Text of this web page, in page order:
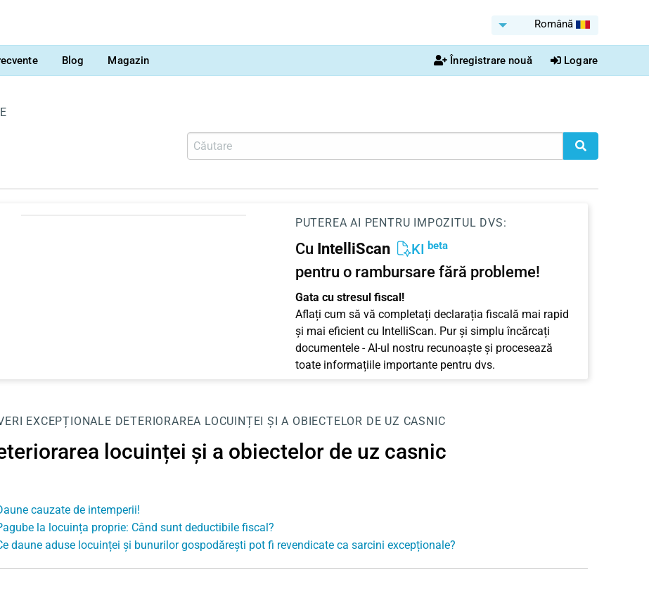
Română
Blog Magazin Înregistrare nouă Logare
PUTEREA AI PENTRU IMPOZITUL DVS:
Cu IntelliScan KI beta
pentru o rambursare fără probleme!
Gata cu stresul fiscal!
Aflați cum să vă completați declarația fiscală mai rapid
și mai eficient cu IntelliScan. Pur și simplu încărcați
documentele - AI-ul nostru recunoaște și procesează
toate informațiile importante pentru dvs.
EXCEPȚIONALE DETERIORAREA LOCUINȚEI ȘI A OBIECTELOR DE UZ CASNIC
locuinței și a obiectelor de uz casnic
cauzate de intemperii!
la locuința proprie: Când sunt deductibile fiscal?
daune aduse locuinței și bunurilor gospodărești pot fi revendicate ca sarcini excepționale?